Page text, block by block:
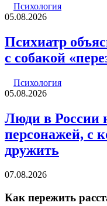
Психология
05.08.2026
Психиатр
с собакой
Психология
05.08.2026
Люди в России
персонажей, с
дружить
07.08.2026
Как пережить